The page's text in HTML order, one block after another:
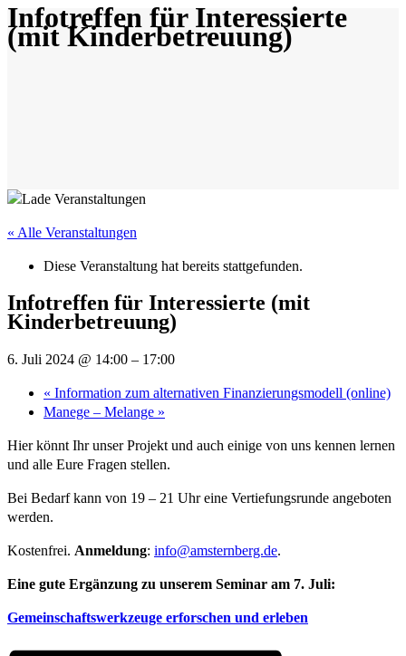
Infotreffen für Interessierte
(mit Kinderbetreuung)
« Alle Veranstaltungen
Diese Veranstaltung hat bereits stattgefunden.
Infotreffen für Interessierte (mit
Kinderbetreuung)
6. Juli 2024 @ 14:00 – 17:00
« Information zum alternativen Finanzierungsmodell (online)
Manege – Melange »
Hier könnt Ihr unser Projekt und auch einige von uns kennen lernen
und alle Eure Fragen stellen.
Bei Bedarf kann von 19 – 21 Uhr eine Vertiefungsrunde angeboten
werden.
Kostenfrei. Anmeldung: info@amsternberg.de.
Eine gute Ergänzung zu unserem Seminar am 7. Juli:
Gemeinschaftswerkzeuge erforschen und erleben